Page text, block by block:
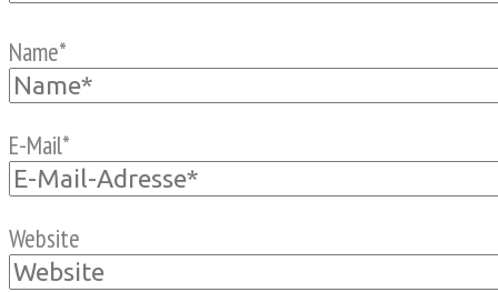
Name*
E-Mail*
Website